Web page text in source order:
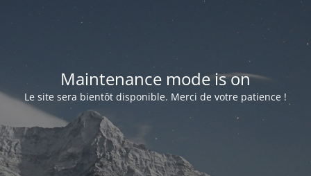
Maintenance mode is on
Le site sera bientôt disponible. Merci de votre patience !